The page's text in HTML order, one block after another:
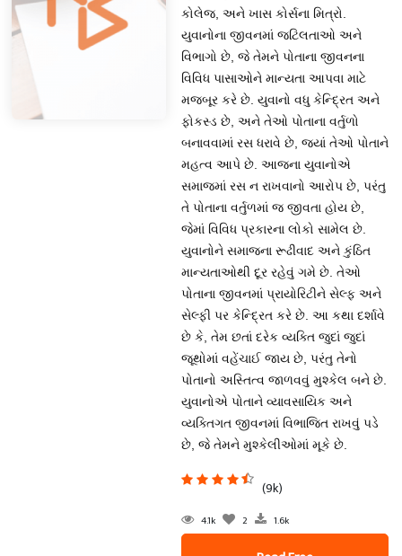
કોલેજ, અને ખાસ કોર્સના મિત્રો.
યુવાનોના જીવનમાં જટિલતાઓ અને
વિભાગો છે, જે તેમને પોતાના જીવનના
વિવિધ પાસાઓને માન્યતા આપવા માટે
મજબૂર કરે છે. યુવાનો વધુ કેન્દ્રિત અને
ફોકસ્ડ છે, અને તેઓ પોતાના વર્તુળો
બનાવવામાં રસ ધરાવે છે, જ્યાં તેઓ પોતાને
મહત્વ આપે છે. આજના યુવાનોએ
સમાજમાં રસ ન રાખવાનો આરોપ છે, પરંતુ
તે પોતાના વર્તુળમાં જ જીવતા હોય છે,
જેમાં વિવિધ પ્રકારના લોકો સામેલ છે.
યુવાનોને સમાજના રૂઢીવાદ અને કુંઠિત
માન્યતાઓથી દૂર રહેવું ગમે છે. તેઓ
પોતાના જીવનમાં પ્રાયોરિટીને સેલ્ફ અને
સેલ્ફી પર કેન્દ્રિત કરે છે. આ કથા દર્શાવે
છે કે, તેમ છતાં દરેક વ્યક્તિ જુદાં જુદાં
જૂથોમાં વહેંચાઈ જાય છે, પરંતુ તેનો
પોતાનો અસ્તિત્વ જાળવવું મુશ્કેલ બને છે.
યુવાનોએ પોતાને વ્યાવસાયિક અને
વ્યક્તિગત જીવનમાં વિભાજિત રાખવું પડે
છે, જે તેમને મુશ્કેલીઓમાં મૂકે છે.
(9k)
4.1k 2 1.6k